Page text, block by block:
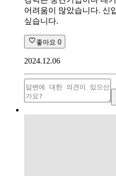
어려움이 많았습니다. 신
싶습니다.
좋아요 0
2024.12.06